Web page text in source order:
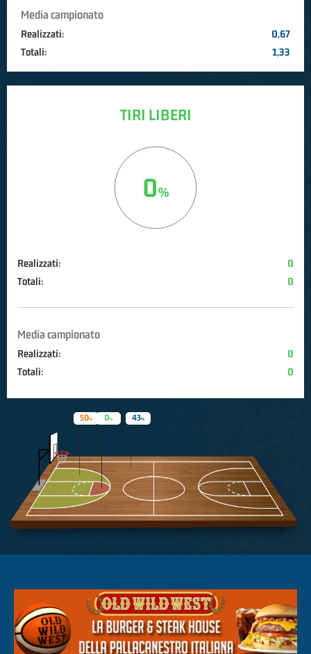
Media campionato
Realizzati:
0,67
Totali:
1,33
TIRI LIBERI
0
Realizzati:
0
Totali:
0
Media campionato
Realizzati:
0
Totali:
0
0
50 43